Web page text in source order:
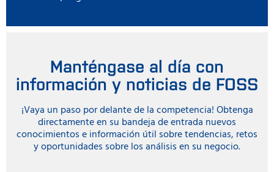
Manténgase al día con
información y noticias de FOSS
¡Vaya un paso por delante de la competencia! Obtenga
directamente en su bandeja de entrada nuevos
conocimientos e información útil sobre tendencias, retos
y oportunidades sobre los análisis en su negocio.